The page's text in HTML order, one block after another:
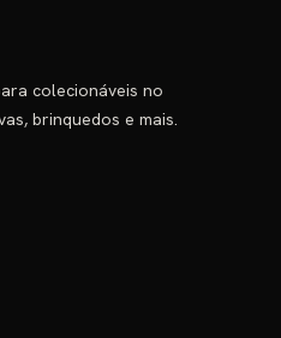
colecionáveis no
brinquedos e mais.